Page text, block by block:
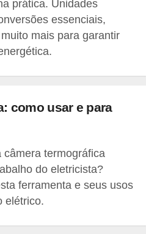
prática. Unidades
essenciais,
mais para garantir
como usar e para
câmera termográfica
do eletricista?
ferramenta e seus usos
elétrico.